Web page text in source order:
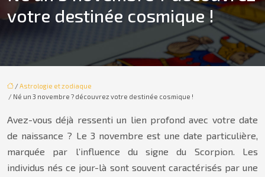
votre destinée cosmique !
/Astrologie et zodiaque
/ Né un 3 novembre ? découvrez votre destinée cosmique !
Avez-vous déjà ressenti un lien profond avec votre date
de naissance ? Le 3 novembre est une date particulière,
marquée par l’influence du signe du Scorpion. Les
individus nés ce jour-là sont souvent caractérisés par une